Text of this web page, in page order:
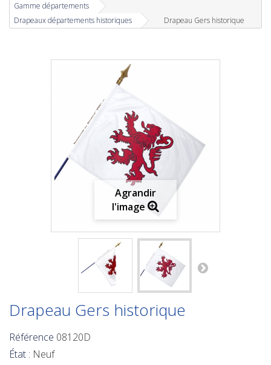
Gamme départements
Drapeaux départements historiques
Drapeau Gers historique
Agrandir
l'image
Drapeau Gers historique
Référence 08120D
État : Neuf